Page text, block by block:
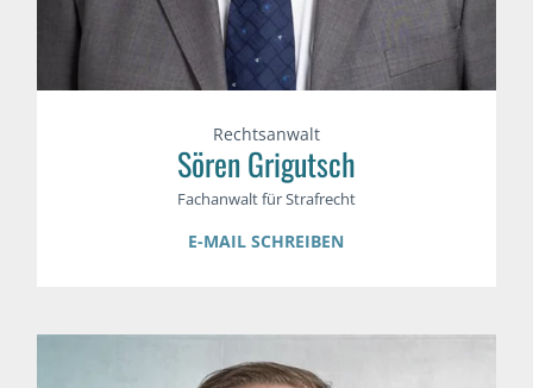
Rechtsanwalt
Sören Grigutsch
Fachanwalt für Strafrecht
E-MAIL SCHREIBEN